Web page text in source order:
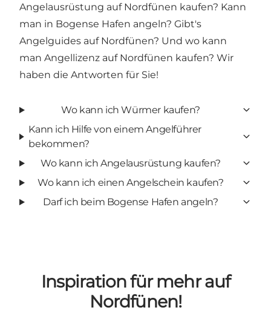
Angelausrüstung auf Nordfünen kaufen? Kann
man in Bogense Hafen angeln? Gibt's
Angelguides auf Nordfünen? Und wo kann
man Angellizenz auf Nordfünen kaufen? Wir
haben die Antworten für Sie!
Wo kann ich Würmer kaufen?
Kann ich Hilfe von einem Angelführer
bekommen?
Wo kann ich Angelausrüstung kaufen?
Wo kann ich einen Angelschein kaufen?
Darf ich beim Bogense Hafen angeln?
Inspiration für mehr auf
Nordfünen!